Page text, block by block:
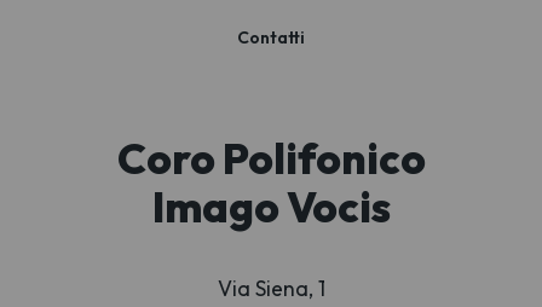
Contatti
Coro Polifonico
Imago Vocis
Via Siena, 1